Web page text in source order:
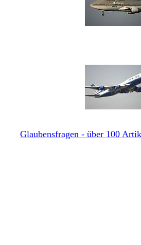
Glaubensfragen - über 100